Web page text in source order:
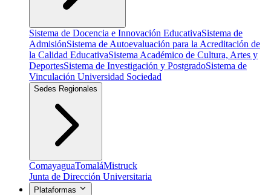
Sistema de Docencia e Innovación EducativaSistema de
AdmisiónSistema de Autoevaluación para la Acreditación de
la Calidad EducativaSistema Académico de Cultura, Artes y
DeportesSistema de Investigación y PostgradoSistema de
Vinculación Universidad Sociedad
Sedes Regionales
ComayaguaTomaláMistruck
Junta de Dirección Universitaria
Plataformas